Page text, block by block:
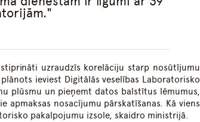
uzraudzīs korelāciju starp nosūtījumu
ieviest Digitālās veselības Laboratorisko
plūsmu un pieņemt datos balstītus lēmumus,
apmaksas nosacījumu pārskatīšanas. Kā viens
pakalpojumu izsole, skaidro ministrijā.